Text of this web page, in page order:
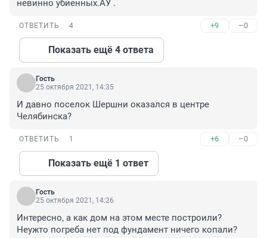
невинно убиенных.АУ .
ОТВЕТИТЬ 4 +9 –0
Показать ещё 4 ответа
Гость
25 октября 2021, 14:35
И давно поселок Шершни оказался в центре
Челябинска?
ОТВЕТИТЬ 1 +6 –0
Показать ещё 1 ответ
Гость
25 октября 2021, 14:26
Интересно, а как дом на этом месте построили?
Неужто погреба нет под фундамент ничего копали?